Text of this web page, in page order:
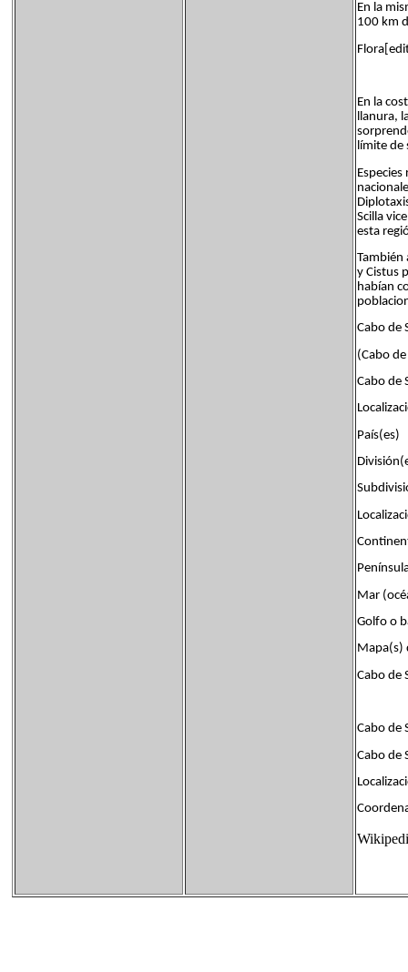
En la
100 km
En la
llanura,
límite de
Scilla
esta
También
y Cistus
habían
Cabo de
(Cabo
Cabo de
Mar
Golfo o
Mapa(s)
Cabo de
Cabo de
Cabo de